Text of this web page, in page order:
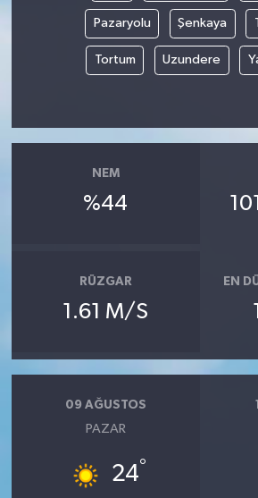
Pazaryolu Şenkaya
Tortum Uzundere
NEM
%44
RÜZGAR
1.61 M/S
EN
09 AĞUSTOS
PAZAR
24°